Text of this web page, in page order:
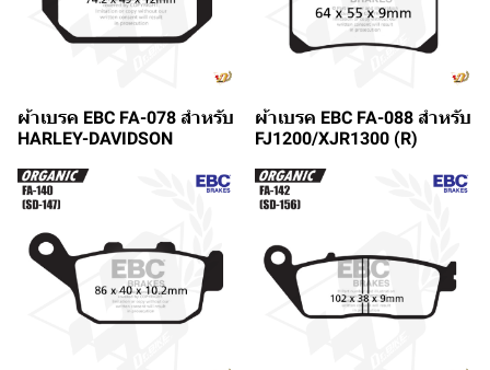
ผ้าเบรค EBC FA-078 สำหรับ
HARLEY-DAVIDSON
ผ้าเบรค EBC FA-088 สำหรับ
FJ1200/XJR1300 (R)